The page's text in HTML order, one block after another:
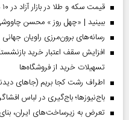
قیمت سکه و طلا در بازار آزاد در ۱۰ مرداد ۱۴۰۵
ببینید | «چهل روز » محسن
رسانه‌های برون‌مرزی راویان جهانی
افزایش سقف اعتبار خرید
تسهیلات خرید از فروشگاه‌ها
اطراف رشت کجا بریم (جاهای
باج‌نیوزها؛ باج‌گیری در لباس
تعرض به زیرساخت‌های ایران،